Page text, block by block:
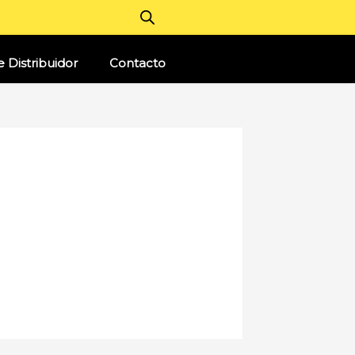
Distribuidor Contacto